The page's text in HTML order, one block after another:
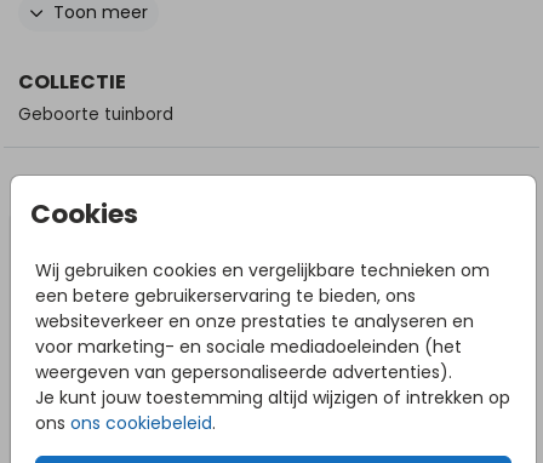
Cookies
Wij gebruiken cookies en vergelijkbare technieken om
een betere gebruikerservaring te bieden, ons
websiteverkeer en onze prestaties te analyseren en
voor marketing- en sociale mediadoeleinden (het
weergeven van gepersonaliseerde advertenties).
Je kunt jouw toestemming altijd wijzigen of intrekken op
ons ons cookiebeleid.
Zet de schroeven niet klem op het bord i.v.m. teveel
de hele breedte/hoogte. Zorg dat je voldoende
schroeven gebruikt om het bord vast te zetten en
tuinbord naar binnen te halen om schade te voorkomen.
Toon meer
COLLECTIE
Geboorte tuinbord